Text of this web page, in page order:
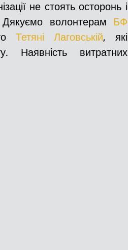
не стоять осторонь і
волонтерам БФ
Тетяні Лаговській, які
Наявність витратних